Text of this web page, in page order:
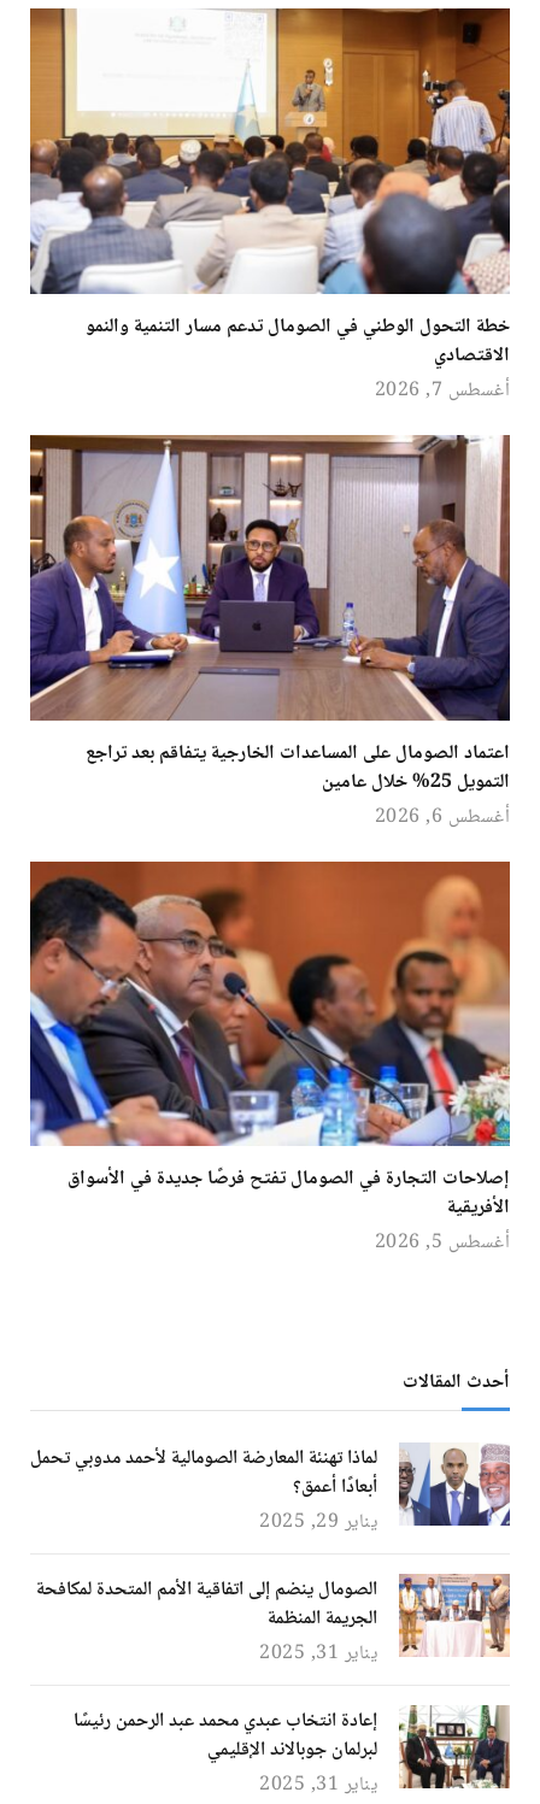
خطة التحول الوطني في الصومال تدعم مسار التنمية والنمو
الاقتصادي
أغسطس 7, 2026
اعتماد الصومال على المساعدات الخارجية يتفاقم بعد تراجع
التمويل 25% خلال عامين
أغسطس 6, 2026
إصلاحات التجارة في الصومال تفتح فرصًا جديدة في الأسواق
الأفريقية
أغسطس 5, 2026
أحدث المقالات
لماذا تهنئة المعارضة الصومالية لأحمد مدوبي تحمل
أبعادًا أعمق؟
يناير 29, 2025
الصومال ينضم إلى اتفاقية الأمم المتحدة لمكافحة
الجريمة المنظمة
يناير 31, 2025
إعادة انتخاب عبدي محمد عبد الرحمن رئيسًا
لبرلمان جوبالاند الإقليمي
يناير 31, 2025